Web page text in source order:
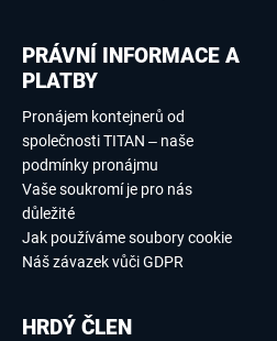
PRÁVNÍ INFORMACE A
PLATBY
Pronájem kontejnerů od
společnosti TITAN – naše
podmínky pronájmu
Vaše soukromí je pro nás
důležité
Jak používáme soubory cookie
Náš závazek vůči GDPR
HRDÝ ČLEN